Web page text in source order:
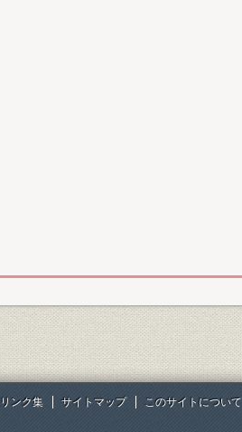
ンク集 サイトマップ このサイトについて